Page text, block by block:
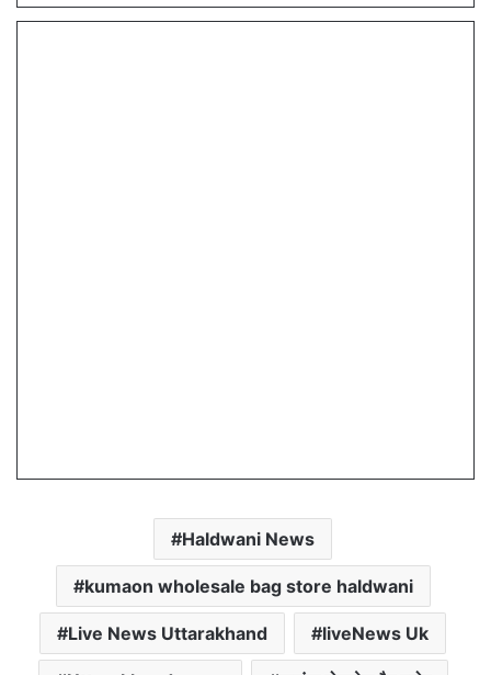
Haldwani News
kumaon wholesale bag store haldwani
Live News Uttarakhand liveNews Uk